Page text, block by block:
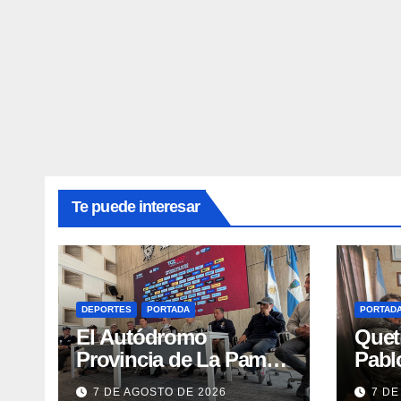
Te puede interesar
DEPORTES PORTADA
El Autódromo
Provincia de La Pampa
recibe al TC2000, Top
7 DE AGOSTO DE 2026 7 DE